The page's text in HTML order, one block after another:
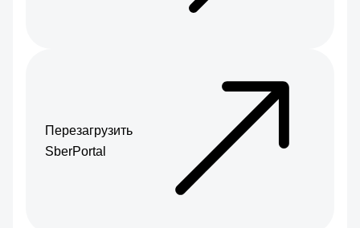
Перезагрузить
SberPortal